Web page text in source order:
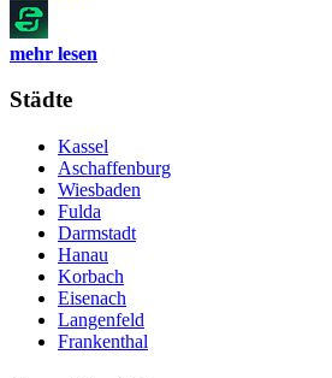
mehr lesen
Städte
Kassel
Aschaffenburg
Wiesbaden
Fulda
Darmstadt
Hanau
Korbach
Eisenach
Langenfeld
Frankenthal